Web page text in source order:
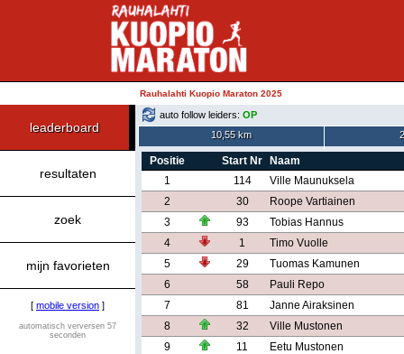
Rauhalahti Kuopio Maraton 2025
leaderboard
resultaten
zoek
mijn favorieten
[ mobile version ]
automatisch verversen 57
seconden
auto follow leiders: OP
10,55 km
Positie Start Nr
Naam
1
114
Ville Maunuksela
2
30
Roope Vartiainen
3
93
Tobias Hannus
4
1
Timo Vuolle
5
29
Tuomas Kamunen
6
58
Pauli Repo
7
81
Janne Airaksinen
8
32
Ville Mustonen
9
11
Eetu Mustonen